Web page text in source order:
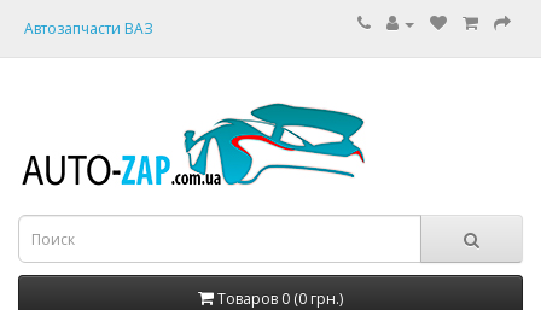
Автозапчасти ВАЗ
Товаров 0 (0 грн.)